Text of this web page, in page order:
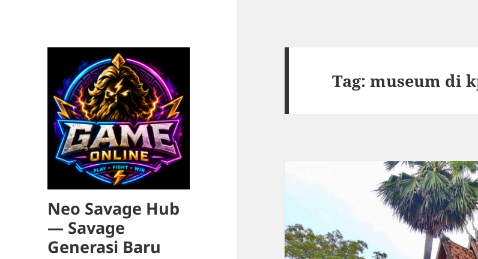
Neo Savage Hub
— Savage
Generasi Baru
Tag:museum di